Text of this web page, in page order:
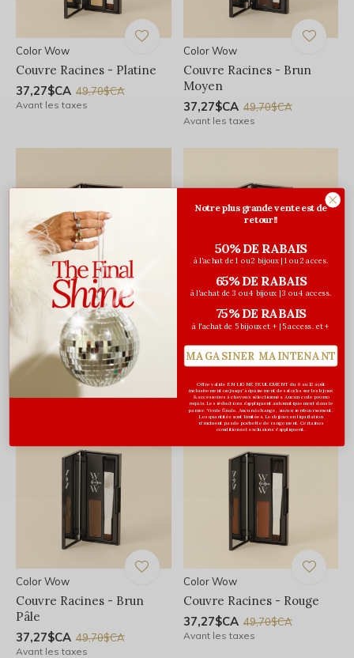
Color Wow
Couvre Racines - Platine
37,27$CA 49,70$CA
Avant les taxes
Color Wow
Couvre Racines - Brun
Moyen
37,27$CA 49,70$CA
Avant les taxes
Color Wow
Couvre Racines - Noir
37,27$CA 49,70$CA
Avant les taxes
Color Wow
Couvre Racines - Brun
Foncé
37,27$CA
Avant les taxes
Color Wow
Couvre Racines - Brun
Pâle
37,27$CA 49,70$CA
Avant les taxes
Color Wow
Couvre Racines - Rouge
37,27$CA 49,70$CA
Avant les taxes
Notre plus grande vente est de
retour!!
50% DE RABAIS
à l'achat de 1 ou 2 bijoux | 1 ou 2 acces.
65% DE RABAIS
à l'achat de 3 ou 4 bijoux | 3 ou 4 access.
75% DE RABAIS
à l'achat de 5 bijoux et + | 5 access. et +
MAGASINER MAINTENANT
Offre valide EN LIGNE SEULEMENT du 6 au 12 août
inclusivement ou jusqu'à épuisement des stocks sur les bijoux
& accessoires à cheveux sélectionnés. Aucun code promo
requis. Les réductions s’appliquent automatiquement dans le
panier. Vente finale. Aucun échange, aucun remboursement.
Les quantités sont limitées. Les bijoux en liquidation
n'incluent pas de pochette de rangement. Certaines
conditions et exclusions s'appliquent.